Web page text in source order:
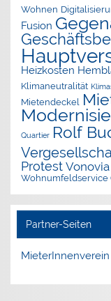
Wohnen
Fusion
Heizkosten
Klimaneutralität
Mietendeckel
Quartier Rolf
Protest
Wohnumfeldservice
Partner-Seiten